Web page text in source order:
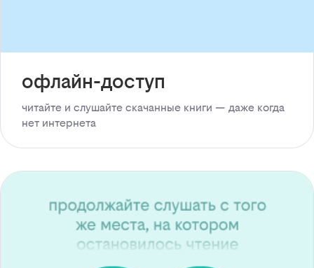
офлайн-доступ
читайте и слушайте скачанные книги — даже когда
нет интернета